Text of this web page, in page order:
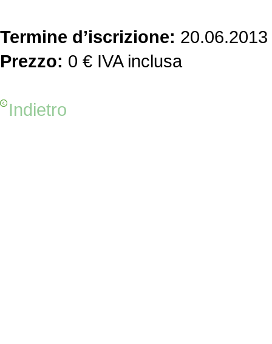
Termine d’iscrizione: 20.06.2013
Prezzo: 0 € IVA inclusa
Indietro